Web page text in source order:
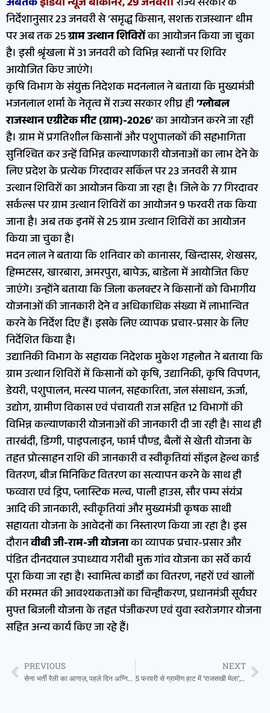
अबतकइंडिया न्यूज बीकानेर, 29 जनवरी। राज्य सरकार के
निर्देशानुसार 23 जनवरी से ‘समृद्ध किसान, सशक्त राजस्थान’ थीम
पर अब तक 25ग्राम उत्थान शिविरोंका आयोजन किया जा चुका
है। इसी श्रृंखला में 31 जनवरी को विभिन्न स्थानों पर शिविर
आयोजित किए जाएंगे।
कृषि विभाग के संयुक्त निदेशक मदनलाल ने बताया कि मुख्यमंत्री
भजनलाल शर्मा के नेतृत्व में राज्य सरकार शीघ्र ही‘ग्लोबल
राजस्थान एग्रीटेक मीट (ग्राम)-2026’का आयोजन करने जा रही
है। ग्राम में प्रगतिशील किसानों और पशुपालकों की सहभागिता
सुनिश्चित कर उन्हें विभिन्न कल्याणकारी योजनाओं का लाभ देने के
लिए प्रदेश के प्रत्येक गिरदावर सर्किल पर 23 जनवरी से ग्राम
उत्थान शिविरों का आयोजन किया जा रहा है। जिले के 77 गिरदावर
सर्कल्स पर ग्राम उत्थान शिविरों का आयोजन 9 फरवरी तक किया
जाना है। अब तक इनमें से 25 ग्राम उत्थान शिविरों का आयोजन
किया जा चुका है।
मदन लाल ने बताया कि शनिवार को कानासर, खिन्दासर, शेखसर,
हिम्मटसर, खारबारा, अमरपुरा, बापेऊ, बाडेला में आयोजित किए
जाएंगे। उन्होंने बताया कि जिला कलक्टर ने किसानों को विभागीय
योजनाओं की जानकारी देने व अधिकाधिक संख्या में लाभान्वित
करने के निर्देश दिए हैं। इसके लिए व्यापक प्रचार-प्रसार के लिए
निर्देशित किया है।
उद्यानिकी विभाग के सहायक निदेशक मुकेश गहलोत‌ ने बताया कि
ग्राम उत्थान शिविरों में किसानों को कृषि, उद्यानिकी, कृषि विपणन,
डेयरी, पशुपालन, मत्स्य पालन, सहकारिता, जल संसाधन, ऊर्जा,
उद्योग, ग्रामीण विकास एवं पंचायती राज सहित 12 विभागों की
विभिन्न कल्याणकारी योजनाओं की जानकारी दी जा रही है। साथ ही
तारबंदी, डिग्गी, पाइपलाइन, फार्म पौण्ड, बैलों से खेती योजना के
तहत प्रोत्साहन राशि की जानकारी व स्वीकृतियां सॉइल हेल्थ कार्ड
वितरण, बीज मिनिकिट वितरण का सत्यापन करने के साथ ही
फव्वारा एवं ड्रिप, प्लास्टिक मल्च, पाली हाउस, सौर पम्प संयंत्र
आदि की जानकारी, स्वीकृतियां और मुख्यमंत्री कृषक साथी
सहायता योजना के आवेदनों का निस्तारण किया जा रहा है। इस
दौरानवीबी जी-राम-जी योजनाका व्यापक प्रचार-प्रसार और
पंडित दीनदयाल उपाध्याय गरीबी मुक्त गांव योजना का सर्वे कार्य
पूरा किया जा रहा है। स्वामित्व कार्डों का वितरण, नहरों एवं खालों
की मरम्मत की आवश्यकताओं का चिन्हीकरण, प्रधानमंत्री सूर्यघर
मुफ्त बिजली योजना के तहत पंजीकरण एवं युवा स्वरोजगार योजना
सहित अन्य कार्य किए जा रहे हैं।
PREVIOUS
सेना भर्ती रैली का आगाज़, पहले दिन अग्निवीर ट्रेड्समैन अभ्यर्थियों ने दिखाया दम
NEXT
5 फरवरी से ग्रामीण हाट में ‘राजसखी मेला’,जिला कलेक्टर वृष्णि ने किया पोस्टर का विमोचन